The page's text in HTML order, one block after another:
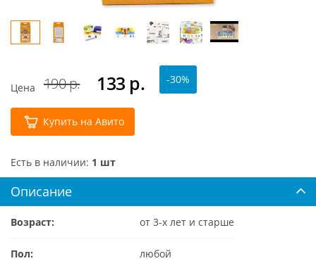
Цена 190 р. 133 р. -30%
Купить на Авито
Есть в наличии: 1 шт
Описание
Возраст: от 3-х лет и старше
Пол: любой